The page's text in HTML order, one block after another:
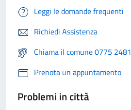
Leggi le domande frequenti
Richiedi Assistenza
Chiama il comune 0775 2481
Prenota un appuntamento
Problemi in città